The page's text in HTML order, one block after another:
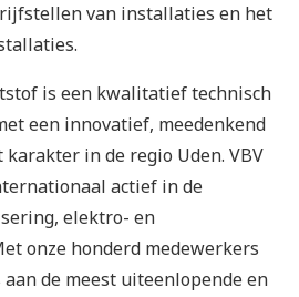
van installaties en het
is een kwalitatief technisch
een innovatief, meedenkend
in de regio Uden. VBV
actief in de
elektro- en
onze honderd medewerkers
de meest uiteenlopende en